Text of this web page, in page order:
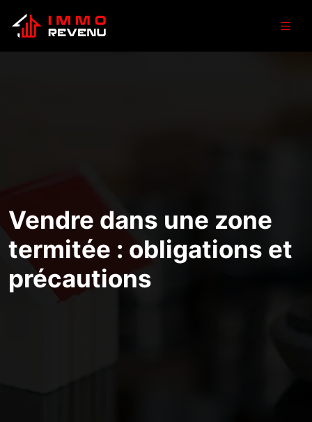
Vendre dans une zone
termitée : obligations et
précautions